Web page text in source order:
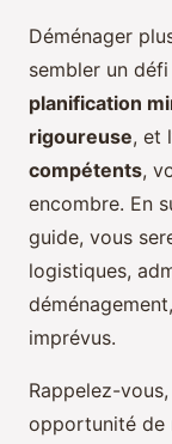
Déménager
sembler un
planification
rigoureuse, et
compétents,
encombre. En
guide, vous
logistiques,
imprévus.
Rappelez-
opportunité de